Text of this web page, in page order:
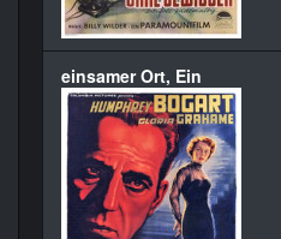
einsamer Ort, Ein